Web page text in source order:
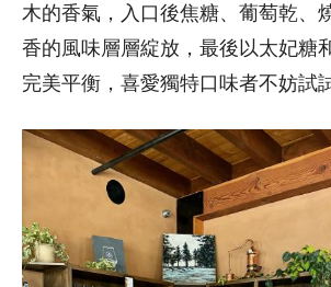
木的香氣，入口後焦糖、葡萄乾、
香的風味層層綻放，最後以太妃糖
完美平衡，喜愛獨特口味者不妨試